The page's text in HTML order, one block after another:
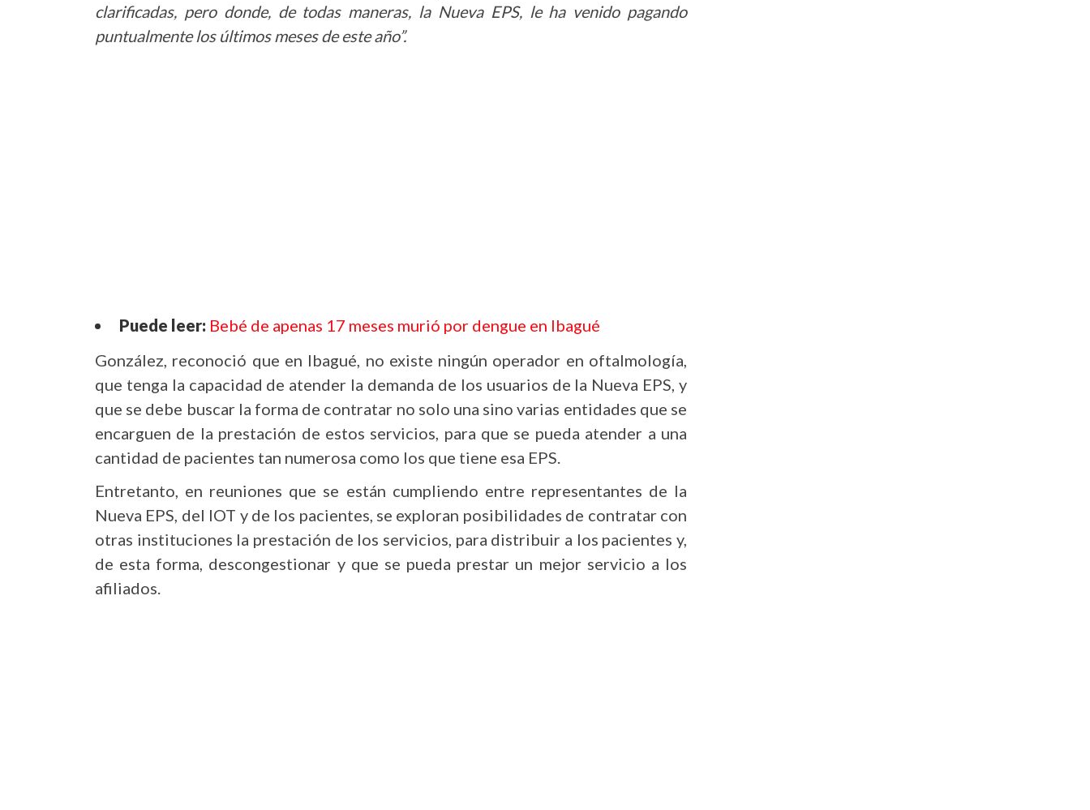
clarificadas, pero donde, de todas maneras, la Nueva EPS, le ha venido pagando
puntualmente los últimos meses de este año”.
Puede leer: Bebé de apenas 17 meses murió por dengue en Ibagué
González, reconoció que en Ibagué, no existe ningún operador en oftalmología,
que tenga la capacidad de atender la demanda de los usuarios de la Nueva EPS, y
que se debe buscar la forma de contratar no solo una sino varias entidades que se
encarguen de la prestación de estos servicios, para que se pueda atender a una
cantidad de pacientes tan numerosa como los que tiene esa EPS.
Entretanto, en reuniones que se están cumpliendo entre representantes de la
Nueva EPS, del IOT y de los pacientes, se exploran posibilidades de contratar con
otras instituciones la prestación de los servicios, para distribuir a los pacientes y,
de esta forma, descongestionar y que se pueda prestar un mejor servicio a los
afiliados.